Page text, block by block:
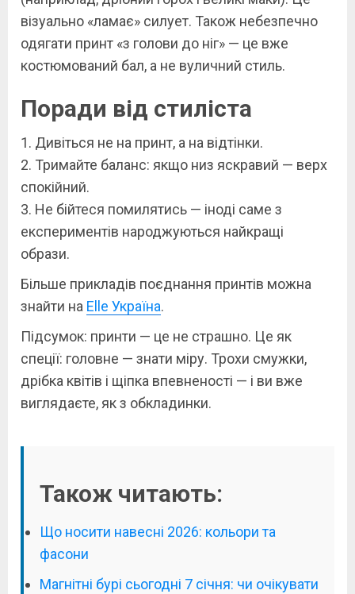
візуально «ламає» силует. Також небезпечно
одягати принт «з голови до ніг» — це вже
костюмований бал, а не вуличний стиль.
Поради від стиліста
1. Дивіться не на принт, а на відтінки.
2. Тримайте баланс: якщо низ яскравий — верх
спокійний.
3. Не бійтеся помилятись — іноді саме з
експериментів народжуються найкращі
образи.
Більше прикладів поєднання принтів можна
знайти на Elle Україна.
Підсумок: принти — це не страшно. Це як
спеції: головне — знати міру. Трохи смужки,
дрібка квітів і щіпка впевненості — і ви вже
виглядаєте, як з обкладинки.
Також читають:
Що носити навесні 2026: кольори та
фасони
Магнітні бурі сьогодні 7 січня: чи очікувати